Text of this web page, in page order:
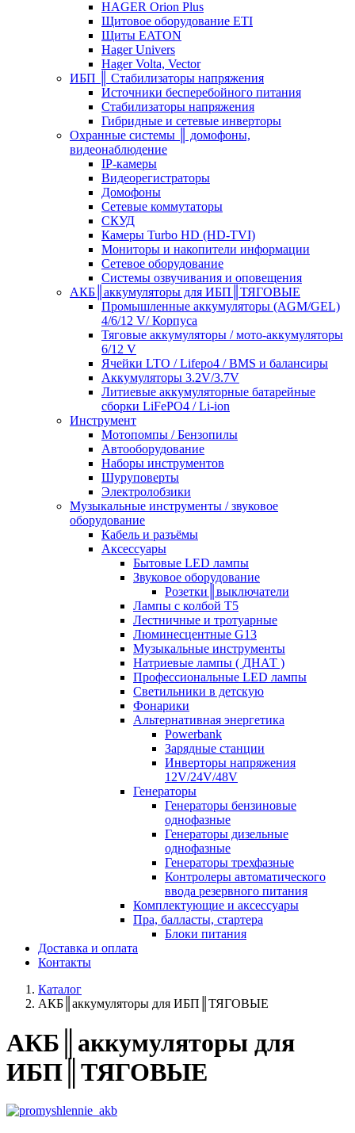
HAGER Orion Plus
Щитовое оборудование ETI
Щиты EATON
Hager Univers
Hager Volta, Vector
ИБП ║ Стабилизаторы напряжения
Источники бесперебойного питания
Стабилизаторы напряжения
Гибридные и сетевые инверторы
Охранные системы ║ домофоны,
видеонаблюдение
IP-камеры
Видеорегистраторы
Домофоны
Сетевые коммутаторы
СКУД
Камеры Turbo HD (HD-TVI)
Мониторы и накопители информации
Сетевое оборудование
Системы озвучивания и оповещения
АКБ║аккумуляторы для ИБП║ТЯГОВЫЕ
Промышленные аккумуляторы (AGM/GEL)
4/6/12 V/ Корпуса
Тяговые аккумуляторы / мото-аккумуляторы
6/12 V
Ячейки LTO / Lifepo4 / BMS и балансиры
Аккумуляторы 3.2V/3.7V
Литиевые аккумуляторные батарейные
сборки LiFePO4 / Li-ion
Инструмент
Мотопомпы / Бензопилы
Автооборудование
Наборы инструментов
Шуруповерты
Электролобзики
Музыкальные инструменты / звуковое
оборудование
Кабель и разъёмы
Аксессуары
Бытовые LED лампы
Звуковое оборудование
Розетки║выключатели
Лампы с колбой Т5
Лестничные и тротуарные
Люминесцентные G13
Музыкальные инструменты
Натриевые лампы ( ДНАТ )
Профессиональные LED лампы
Светильники в детскую
Фонарики
Альтернативная энергетика
Powerbank
Зарядные станции
Инверторы напряжения
12V/24V/48V
Генераторы
Генераторы бензиновые
однофазные
Генераторы дизельные
однофазные
Генераторы трехфазные
Контролеры автоматического
ввода резервного питания
Комплектующие и аксессуары
Пра, балласты, стартера
Блоки питания
Доставка и оплата
Контакты
Каталог
АКБ║аккумуляторы для ИБП║ТЯГОВЫЕ
АКБ║аккумуляторы для
ИБП║ТЯГОВЫЕ